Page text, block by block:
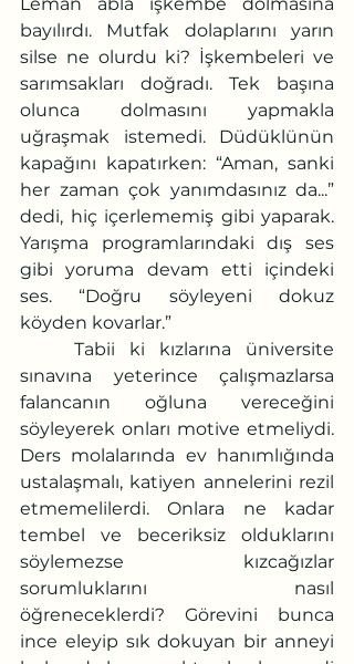
bayılırdı. Mutfak dolaplarını yarın
silse ne olurdu ki? İşkembeleri ve
sarımsakları doğradı. Tek başına
olunca dolmasını yapmakla
uğraşmak istemedi. Düdüklünün
kapağını kapatırken: “Aman, sanki
her zaman çok yanımdasınız da...”
dedi, hiç içerlememiş gibi yaparak.
Yarışma programlarındaki dış ses
gibi yoruma devam etti içindeki
ses. “Doğru söyleyeni dokuz
köyden kovarlar.”
sınavına yeterince çalışmazlarsa
falancanın oğluna vereceğini
söyleyerek onları motive etmeliydi.
Ders molalarında ev hanımlığında
ustalaşmalı, katiyen annelerini rezil
etmemelilerdi. Onlara ne kadar
tembel ve beceriksiz olduklarını
söylemezse kızcağızlar
sorumluklarını nasıl
öğreneceklerdi? Görevini bunca
ince eleyip sık dokuyan bir anneyi